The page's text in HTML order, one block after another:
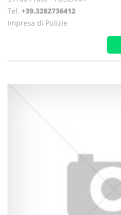
Tel. +39.3282736412
Impresa di Pulizie